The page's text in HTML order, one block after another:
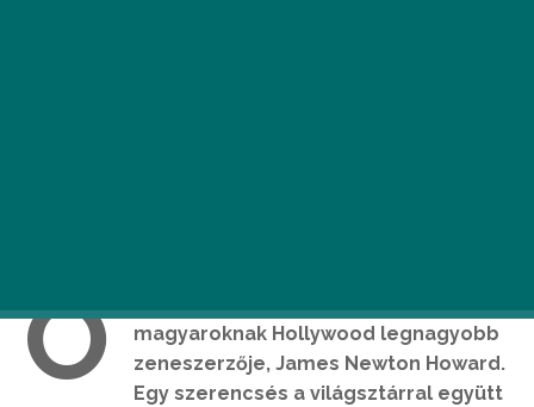
O
magyaroknak Hollywood legnagyobb
zeneszerzője, James Newton Howard.
Egy szerencsés a világsztárral együtt